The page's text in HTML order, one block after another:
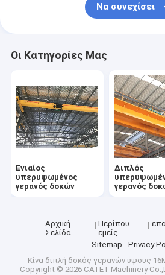
Να συνεχίσει
Οι Κατηγορίες Μας
Ενιαίος
υπερυψωμένος
γερανός δοκών
Διπλός
γερανός
Αρχική
Σελίδα
Περίπου
εμείς
Sitemap
Privacy
Κίνα διπλή δοκός γερανών ύψους
Copyright © 2026 CATET Machinery